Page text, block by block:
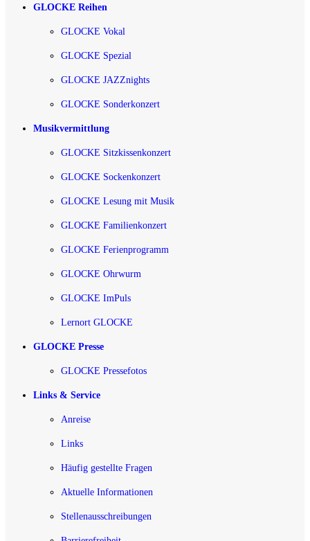
GLOCKE Reihen
GLOCKE Vokal
GLOCKE Spezial
GLOCKE JAZZnights
GLOCKE Sonderkonzert
Musikvermittlung
GLOCKE Sitzkissenkonzert
GLOCKE Sockenkonzert
GLOCKE Lesung mit Musik
GLOCKE Familienkonzert
GLOCKE Ferienprogramm
GLOCKE Ohrwurm
GLOCKE ImPuls
Lernort GLOCKE
GLOCKE Presse
GLOCKE Pressefotos
Links & Service
Anreise
Links
Häufig gestellte Fragen
Aktuelle Informationen
Stellenausschreibungen